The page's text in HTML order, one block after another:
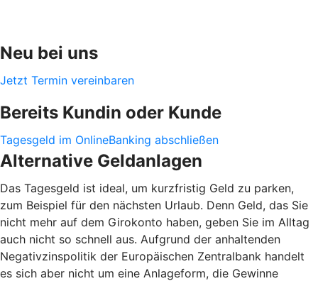
Neu bei uns
Jetzt Termin vereinbaren
Bereits Kundin oder Kunde
Tagesgeld im OnlineBanking abschließen
Alternative Geldanlagen
Das Tagesgeld ist ideal, um kurzfristig Geld zu parken,
zum Beispiel für den nächsten Urlaub. Denn Geld, das Sie
nicht mehr auf dem Girokonto haben, geben Sie im Alltag
auch nicht so schnell aus. Aufgrund der anhaltenden
Negativzinspolitik der Europäischen Zentralbank handelt
es sich aber nicht um eine Anlageform, die Gewinne